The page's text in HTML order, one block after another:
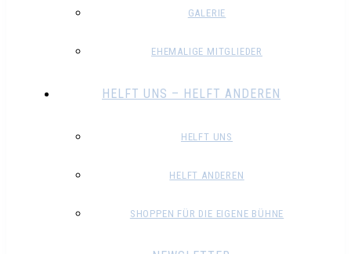
GALERIE
EHEMALIGE MITGLIEDER
HELFT UNS – HELFT ANDEREN
HELFT UNS
HELFT ANDEREN
SHOPPEN FÜR DIE EIGENE BÜHNE